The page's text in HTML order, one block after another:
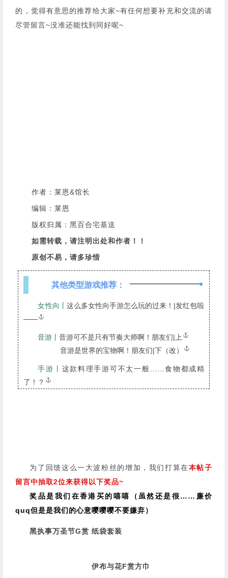
的，觉得有意思的推荐给大家~有任何想要补充和交流的请
尽管留言~没准还能找到同好呢~
作者：莱恩&馆长
编辑：莱恩
版权归属：黑百合宅基送
如需转载，请注明出处和作者！！
原创不易，请多珍惜
其他类型游戏推荐：
女性向丨 这么多女性向手游怎么玩的过来！|发红包啦
——
音游丨音游可不是只有节奏大师啊！朋友们|上
音游是世界的宝物啊！朋友们|下（改）
手游丨 这款料理手游可不太一般……食物都成精
了！？
为了回馈这么一大波粉丝的增加，我们打算在本帖子
留言中抽取2位来获得以下奖品~
奖品是我们在香港买的嘻嘻（虽然还是很……廉价
quq但是是我们的心意嘤嘤嘤不要嫌弃）
黑执事万圣节G赏 纸袋套装
伊布与花F赏方巾